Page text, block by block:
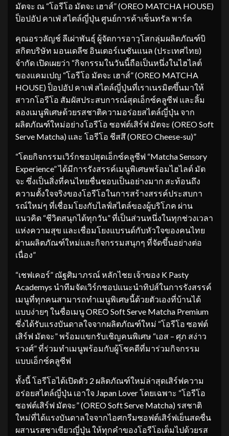
มัตจะ ณ “โอรีโอ มัตจะ เฮาส์” (OREO MATCHA HOUSE)
ป็อปอัป คาเฟ่ สไตล์ญี่ปุ่น ศูนย์การค้าเซ็นทรัล พาร์ค
คุณอรวลัญช์ ลีเผ่าพันธุ์ ผู้จัดการอาวุโสกลุ่มผลิตภัณฑ์บิ
สกิตบริษัท มอนเดลีซ อินเตอร์เนชันแนล (ประเทศไทย)
จำกัด เปิดเผยว่า “กิจกรรมในวันนี้ถือเป็นหนึ่งในไฮไลต์
ของแคมเปญ “โอรีโอ มัตจะ เฮาส์” (OREO MATCHA
HOUSE) ป็อปอัป คาเฟ่ สไตล์ญี่ปุ่นที่เราเนรมิตขึ้นมาให้
สาวกโอรีโอ สัมผัสประสบการณ์สุดเอ็กซ์คลูซีฟ และลิ้ม
ลองเมนูพิเศษด้วยรสชาติความอร่อยสไตล์ญี่ปุ่น จาก
ผลิตภัณฑ์ใหม่อย่างโอรีโอ ซอฟต์เสิร์ฟ มัตจะ (OREO Soft
Serve Matcha) และ โอรีโอ ชีสสึ (OREO Cheese-su)”
“โดยกิจกรรมเวิร์กชอปสุดเอ็กซ์คลูซีฟ “Matcha Sensory
Experience” ได้มีการรังสรรค์เมนูพิเศษพร้อมไฮไลต์ มัต
จะ ซึ่งเป็นสิ่งที่คนไทยชื่นชอบเป็นอย่างมาก สะท้อนถึง
ความตั้งใจจริงของโอรีโอในการสร้างสรรค์ประสบกา
รณ์ใหม่ๆ ที่เชื่อมโยงกับไลฟ์สไตล์ของผู้บริโภค ผ่าน
แนวคิด “ชีวิตสนุกได้ทุกวัน” ที่เป็นส่วนหนึ่งในทุกช่วงเวลา
แห่งความสุข และเชื่อมโยงแบรนด์กับหัวใจของคนไทย
ผ่านผลิตภัณฑ์ใหม่และกิจกรรมสนุกๆ ที่จัดขึ้นอย่างต่อ
เนื่อง”
“เชฟเคอร์” ณัฐศิมาภรณ์ หลักไชย เจ้าของ K Pasty
Academys นำทีมจัดเวิร์กชอปแนะนำทิปส์ในการรังสรรค์
เมนูที่ทุกคนสามารถทำเมนูพิเศษนี้ด้วยตัวเองที่บ้านได้
แบบง่ายๆ ในชื่อเมนู OREO Soft Serve Matcha Premium
ซึ่งได้รับแรงบันดาลใจจากผลิตภัณฑ์ใหม่ “โอรีโอ ซอฟต์
เสิร์ฟ มัตจะ” พร้อมแขกรับเชิญคนพิเศษ “เอส – ศุภ สง่าว
รวงศ์” ที่ร่วมทำเมนูพร้อมกับผู้โชคดีที่มาร่วมกิจกรรม
แบบเอ็กซ์คลูซีฟ
ทั้งนี้ โอรีโอได้เปิดตัว 2 ผลิตภัณฑ์ใหม่ล่าสุดเสิร์ฟความ
อร่อยสไตล์ญี่ปุ่น เอาใจ Japan Lover โดยเฉพาะ “โอรีโอ
ซอฟต์เสิร์ฟ มัตจะ” (OREO Soft Serve Matcha) รสชาติ
ใหม่ที่ได้แรงบันดาลใจจากไอศกรีมซอฟต์เสิร์ฟเย็นสดชื่น
ผสานรสชาเขียวญี่ปุ่น ให้ทุกคำของโอรีโอเต็มไปด้วยรส